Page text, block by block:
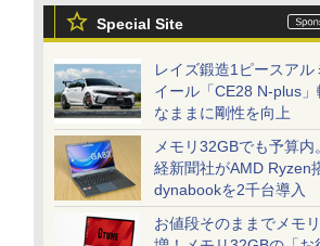
Special Site
レイズ鍛造1ピースアル
イール「CE28 N-plus」
なままに剛性を向上
メモリ32GBでも予算内
経新聞社がAMD Ryzen
dynabookを2千台導入
お値段そのままでメモ